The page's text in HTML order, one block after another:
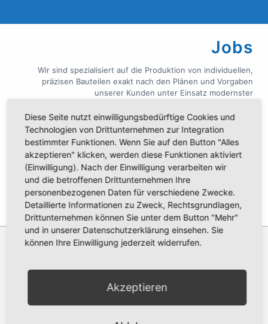
Jobs
Wir sind spezialisiert auf die Produktion von individuellen,
präzisen Bauteilen exakt nach den Plänen und Vorgaben
unserer Kunden unter Einsatz modernster
Alle Jobausschreibungen finden Sie ebenfalls unter
augsburgerjobs.de
geweckt?
Diese Seite nutzt einwilligungsbedürftige Cookies und
Technologien von Drittunternehmen zur Integration
bestimmter Funktionen. Wenn Sie auf den Button "Alles
akzeptieren" klicken, werden diese Funktionen aktiviert
(Einwilligung). Nach der Einwilligung verarbeiten wir
und die betroffenen Drittunternehmen Ihre
personenbezogenen Daten für verschiedene Zwecke.
Detaillierte Informationen zu Zweck, Rechtsgrundlagen,
Drittunternehmen können Sie unter dem Button "Mehr"
und in unserer Datenschutzerklärung einsehen. Sie
können Ihre Einwilligung jederzeit widerrufen.
Akzeptieren